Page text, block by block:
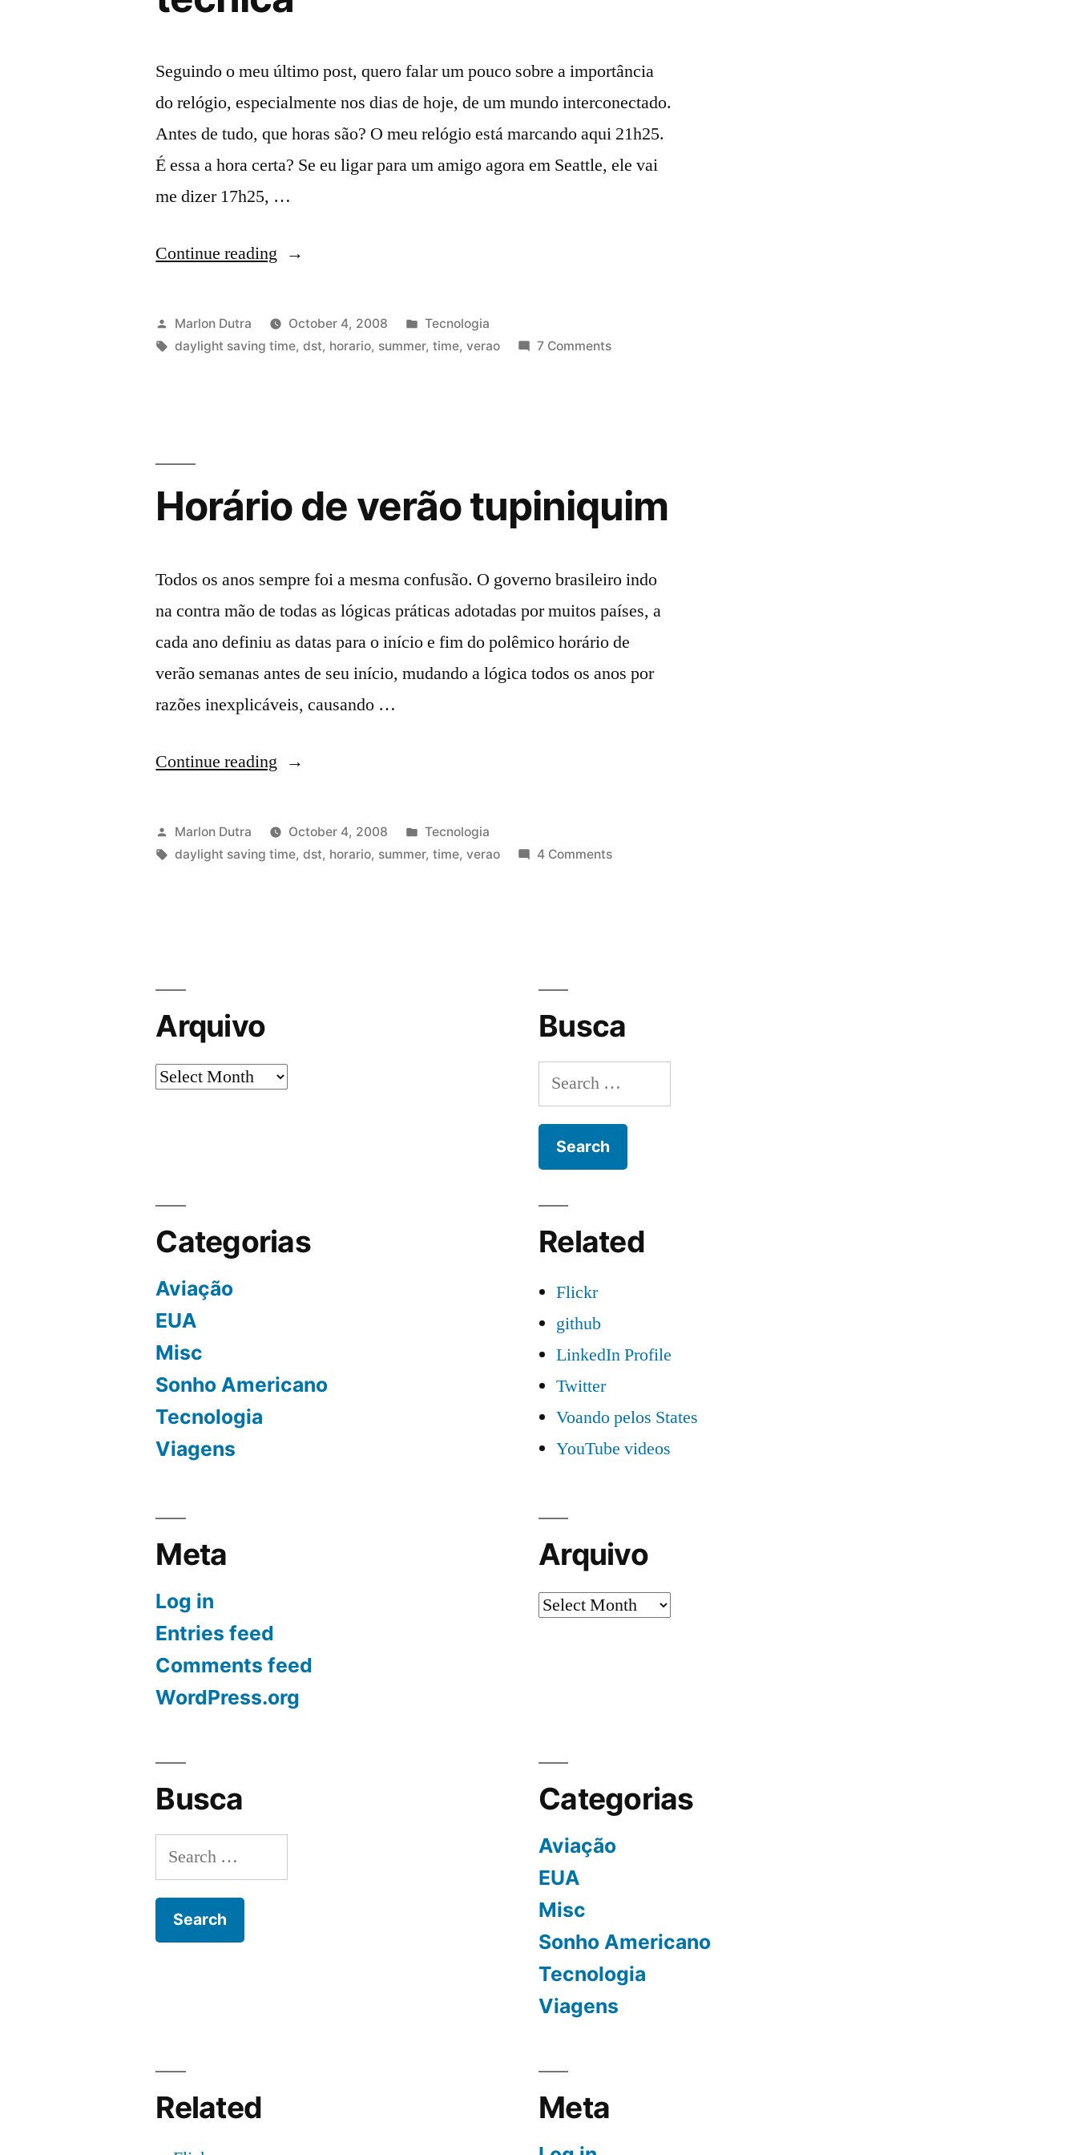
Seguindo o meu último post, quero falar um pouco sobre a importância
do relógio, especialmente nos dias de hoje, de um mundo interconectado.
Antes de tudo, que horas são? O meu relógio está marcando aqui 21h25.
É essa a hora certa? Se eu ligar para um amigo agora em Seattle, ele vai
me dizer 17h25, …
Continue reading “Horário
verão
tupiniquim,
Posted
by
Marlon Dutra October 4, 2008
Posted
in
Tecnologia
Tags:
daylight saving time,dst, horario, summer,time,verao 7 Comments
Horário de verão tupiniquim
Todos os anos sempre foi a mesma confusão. O governo brasileiro indo
na contra mão de todas as lógicas práticas adotadas por muitos países, a
cada ano definiu as datas para o início e fim do polêmico horário de
verão semanas antes de seu início, mudando a lógica todos os anos por
razões inexplicáveis, causando …
Continue reading “Horário
verão
tupiniquim”
Posted
by
Marlon Dutra October 4, 2008
Posted
in
Tecnologia
Tags:
daylight saving time,dst, horario, summer,time,verao 4 Comments
Arquivo
Arquivo
Busca
Search
for:
Categorias
Aviação
EUA
Misc
Sonho Americano
Tecnologia
Viagens
Related
Flickr
github
LinkedIn Profile
Twitter
Voando pelos States
YouTube videos
Meta
Log in
Entries feed
Comments feed
WordPress.org
Arquivo
Arquivo
Busca
Search
for:
Categorias
Aviação
EUA
Misc
Sonho Americano
Tecnologia
Viagens
Related Meta